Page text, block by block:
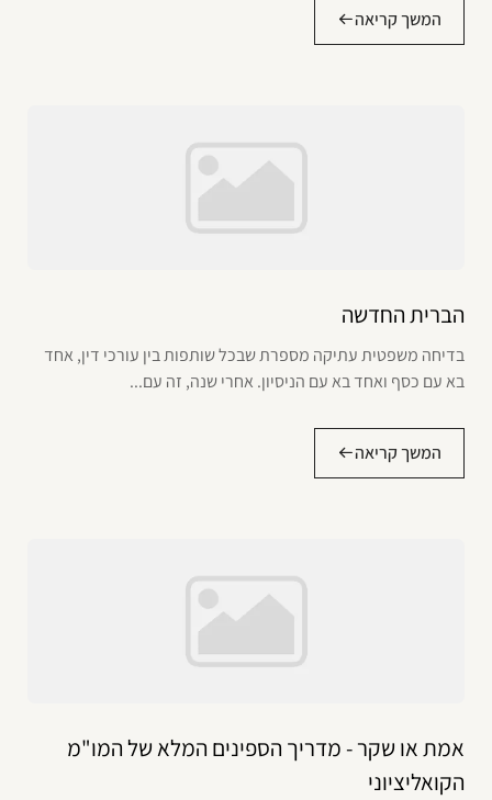
המשך קריאה
הברית החדשה
בדיחה משפטית עתיקה מספרת שבכל שותפות בין עורכי דין, אחד
בא עם כסף ואחד בא עם הניסיון. אחרי שנה, זה עם...
המשך קריאה
אמת או שקר - מדריך הספינים המלא של המו"מ
הקואליציוני